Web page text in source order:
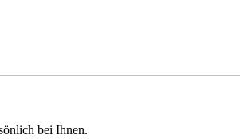
bei Ihnen.